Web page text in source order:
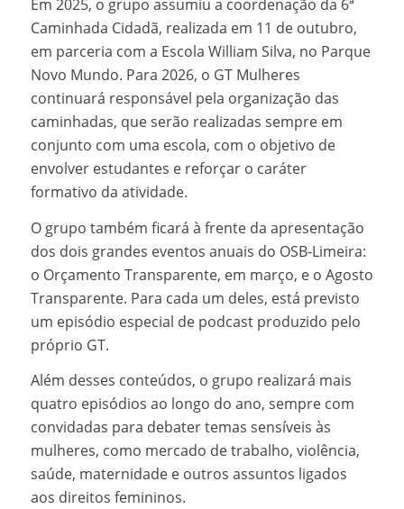
Em 2025, o grupo assumiu a coordenação da 6ª
Caminhada Cidadã, realizada em 11 de outubro,
em parceria com a Escola William Silva, no Parque
Novo Mundo. Para 2026, o GT Mulheres
continuará responsável pela organização das
caminhadas, que serão realizadas sempre em
conjunto com uma escola, com o objetivo de
envolver estudantes e reforçar o caráter
formativo da atividade.
O grupo também ficará à frente da apresentação
dos dois grandes eventos anuais do OSB-Limeira:
o Orçamento Transparente, em março, e o Agosto
Transparente. Para cada um deles, está previsto
um episódio especial de podcast produzido pelo
próprio GT.
Além desses conteúdos, o grupo realizará mais
quatro episódios ao longo do ano, sempre com
convidadas para debater temas sensíveis às
mulheres, como mercado de trabalho, violência,
saúde, maternidade e outros assuntos ligados
aos direitos femininos.